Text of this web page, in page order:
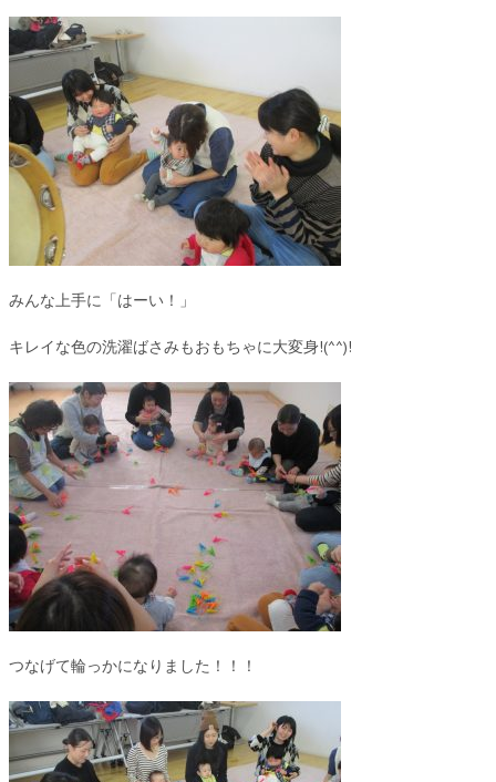
みんな上手に「はーい！」
キレイな色の洗濯ばさみもおもちゃに大変身!(^^)!
つなげて輪っかになりました！！！